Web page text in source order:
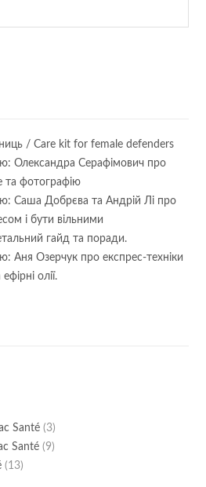
/ Care kit for female defenders
Олександра Серафімович про
та фотографію
Саша Добрєва та Андрій Лі про
і бути вільними
гайд та поради.
Аня Озерчук про експрес-техніки
олії.
Santé (3)
Santé (9)
(13)